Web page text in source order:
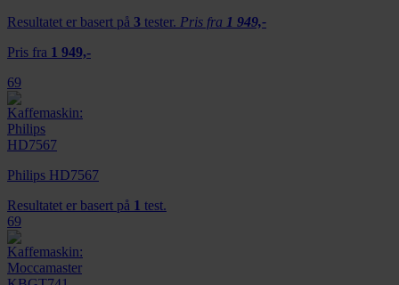
Resultatet er basert på 3 tester. Pris fra 1 949,-
Pris fra 1 949,-
69
Philips HD7567
Resultatet er basert på 1 test.
69